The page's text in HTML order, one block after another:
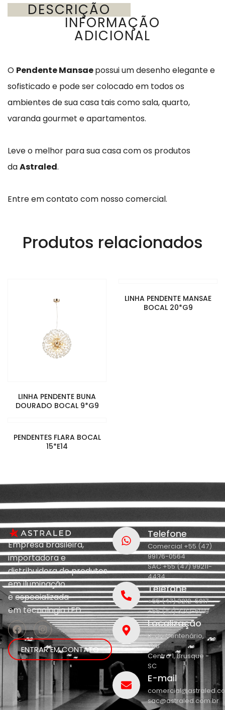
DESCRIÇÃO
INFORMAÇÃO
ADICIONAL
O Pendente Mansaepossui um desenho elegante e
sofisticado e pode ser colocado em todos os
ambientes de sua casa tais como sala, quarto,
varanda gourmet e apartamentos.
Leve o melhor para sua casa com os produtos
daAstraled.
Entre em contato com nosso comercial.
Produtos relacionados
LINHA PENDENTE BUNA
DOURADO BOCAL 9*G9
LINHA PENDENTE MANSAE
BOCAL 20*G9
PENDENTES FLARA BOCAL
15*E14
Empresa brasileira,
importadora e
distribuidora de produtos
em iluminação
eespecializada
emtecnologia LED.
ENTRAR EM CONTATO
Telefone
Comercial +55 (47)
99176-0564
SAC +55 (47) 99211-
4434
Telefone
+55 (47) 3212-5017
+55 (47) 3212-5019
Localização
R. do Centenário,
208
Centro 1, Brusque -
SC
E-mail
sac@astraled.com.br